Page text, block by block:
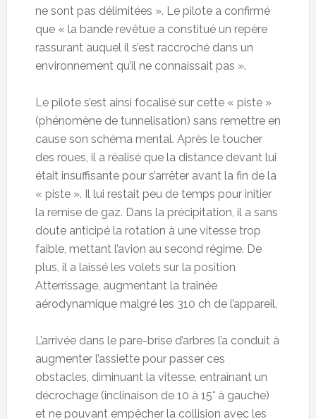
ne sont pas délimitées ». Le pilote a confirmé
que « la bande revêtue a constitué un repère
rassurant auquel il s’est raccroché dans un
environnement qu’il ne connaissait pas ».
Le pilote s’est ainsi focalisé sur cette « piste »
(phénomène de tunnelisation) sans remettre en
cause son schéma mental. Après le toucher
des roues, il a réalisé que la distance devant lui
était insuffisante pour s’arrêter avant la fin de la
« piste ». Il lui restait peu de temps pour initier
la remise de gaz. Dans la précipitation, il a sans
doute anticipé la rotation à une vitesse trop
faible, mettant l’avion au second régime. De
plus, il a laissé les volets sur la position
Atterrissage, augmentant la traînée
aérodynamique malgré les 310 ch de l’appareil.
L’arrivée dans le pare-brise d’arbres l’a conduit à
augmenter l’assiette pour passer ces
obstacles, diminuant la vitesse, entraînant un
décrochage (inclinaison de 10 à 15° à gauche)
et ne pouvant empêcher la collision avec les